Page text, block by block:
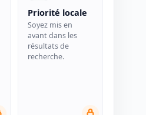
Priorité locale
Soyez mis en
avant dans les
résultats de
recherche.